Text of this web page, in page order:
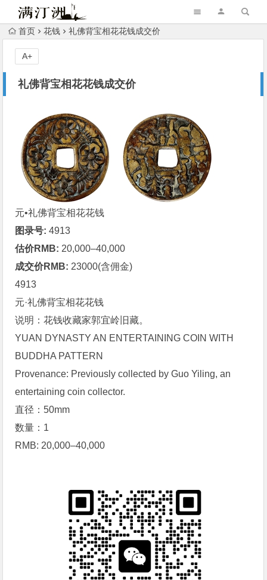
首页 花钱 礼佛背宝相花花钱成交价
礼佛背宝相花花钱成交价
A+
元•礼佛背宝相花花钱
图录号: 4913
估价RMB: 20,000–40,000
成交价RMB: 23000(含佣金)
4913
元·礼佛背宝相花花钱
说明：花钱收藏家郭宜岭旧藏。
YUAN DYNASTY AN ENTERTAINING COIN WITH
BUDDHA PATTERN
Provenance: Previously collected by Guo Yiling, an
entertaining coin collector.
直径：50mm
数量：1
RMB: 20,000–40,000